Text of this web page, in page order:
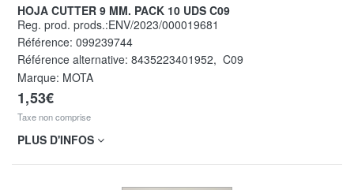
HOJA CUTTER 9 MM. PACK 10 UDS C09
Reg. prod. prods.:ENV/2023/000019681
Référence: 099239744
Référence alternative: 8435223401952, C09
Marque: MOTA
1,53€
Taxe non comprise
PLUS D'INFOS